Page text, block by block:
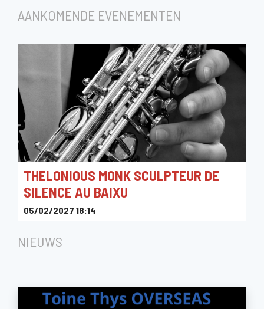
AANKOMENDE EVENEMENTEN
THELONIOUS MONK SCULPTEUR DE
SILENCE AU BAIXU
05/02/2027 18:14
NIEUWS